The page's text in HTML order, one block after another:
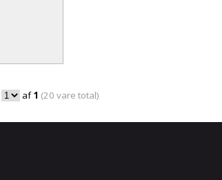
af1 (20 vare total)